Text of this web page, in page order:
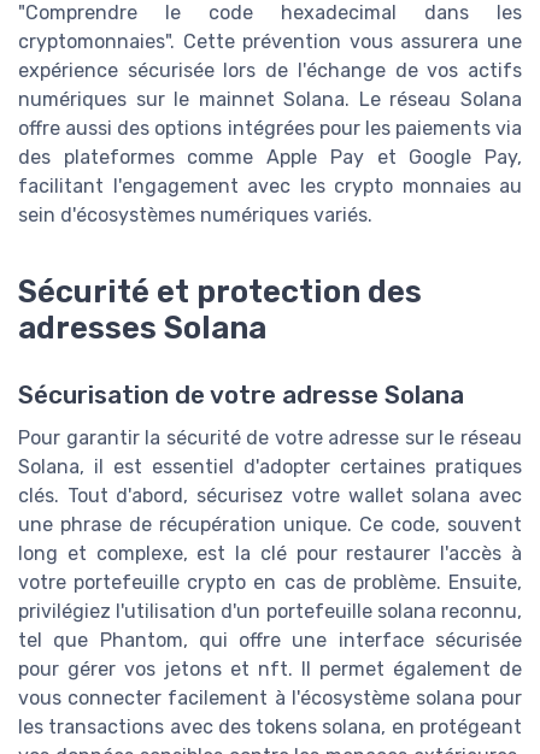
"Comprendre le code hexadecimal dans les
cryptomonnaies". Cette prévention vous assurera une
expérience sécurisée lors de l'échange de vos actifs
numériques sur le mainnet Solana. Le réseau Solana
offre aussi des options intégrées pour les paiements via
des plateformes comme Apple Pay et Google Pay,
facilitant l'engagement avec les crypto monnaies au
sein d'écosystèmes numériques variés.
Sécurité et protection des
adresses Solana
Sécurisation de votre adresse Solana
Pour garantir la sécurité de votre adresse sur le réseau
Solana, il est essentiel d'adopter certaines pratiques
clés. Tout d'abord, sécurisez votre wallet solana avec
une phrase de récupération unique. Ce code, souvent
long et complexe, est la clé pour restaurer l'accès à
votre portefeuille crypto en cas de problème. Ensuite,
privilégiez l'utilisation d'un portefeuille solana reconnu,
tel que Phantom, qui offre une interface sécurisée
pour gérer vos jetons et nft. Il permet également de
vous connecter facilement à l'écosystème solana pour
les transactions avec des tokens solana, en protégeant